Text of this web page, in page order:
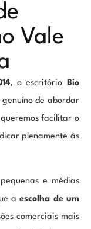
Vale
, o escritório
Bio
genuíno de abordar
facilitar o
plenamente às
e médias
aescolha de um
comerciais mais